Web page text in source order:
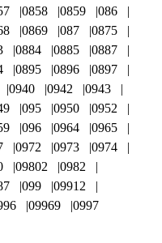
0858 0859
086
0869 087
0875
0884 0885
0887
0895 0896
0897
0940 0942
0943
095 0950
0952
096 0964
0965
0972 0973
0974
09802
0982
099
09912
09969 0997